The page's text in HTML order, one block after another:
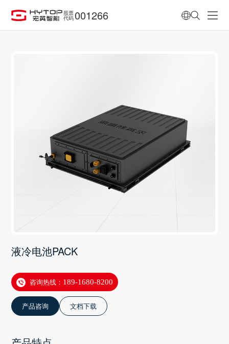
股票
代码 001266
液冷电池PACK
咨询热线： 189-1680-8200
产品咨询 文档下载